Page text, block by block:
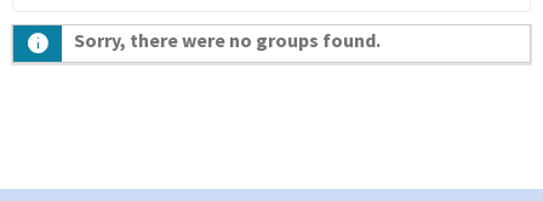
по:
Sorry, there were no groups found.